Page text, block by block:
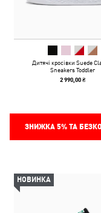
Дитячі кросівки Suede
Sneakers Toddler
2 990,00 ₴
ЗНИЖКА 5%ТА
НОВИНКА